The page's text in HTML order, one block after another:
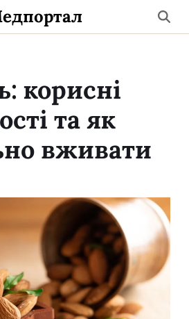
корисні
та як
вживати